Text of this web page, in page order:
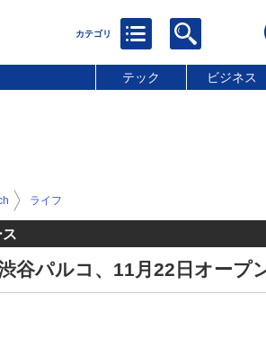
テック ビジネス
ライフ
谷パルコ、11月22日オープ